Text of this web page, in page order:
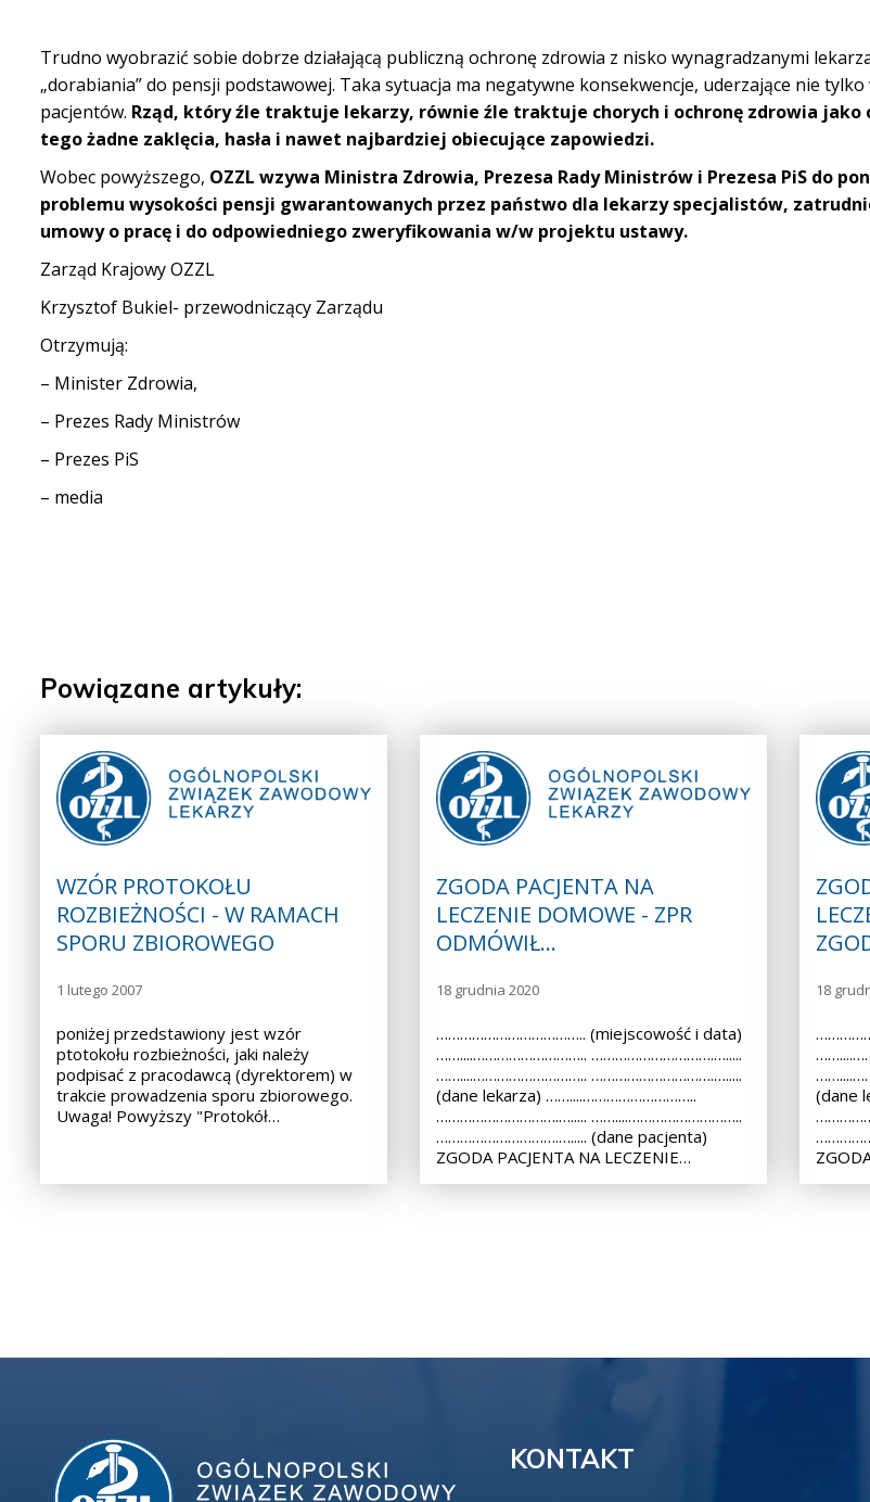
Trudno wyobrazić sobie dobrze działającą publiczną ochronę zdrowia z nisko wynagradzanymi
„dorabiania” do pensji podstawowej. Taka sytuacja ma negatywne konsekwencje, uderzające nie tylko
pacjentów. Rząd, który źle traktuje lekarzy, równie źle traktuje chorych i ochronę zdrowia jako
tego żadne zaklęcia, hasła i nawet najbardziej obiecujące zapowiedzi.
Wobec powyższego, OZZL wzywa Ministra Zdrowia, Prezesa Rady Ministrów i Prezesa PiS do
problemu wysokości pensji gwarantowanych przez państwo dla lekarzy specjalistów,
umowy o pracę i do odpowiedniego zweryfikowania w/w projektu ustawy.
Zarząd Krajowy OZZL
Krzysztof Bukiel- przewodniczący Zarządu
Otrzymują:
– Minister Zdrowia,
– Prezes Rady Ministrów
– Prezes PiS
– media
Powiązane artykuły:
WZÓR PROTOKOŁU
ROZBIEŻNOŚCI - W RAMACH
SPORU ZBIOROWEGO
1 lutego 2007
poniżej przedstawiony jest wzór
ptotokołu rozbieżności, jaki należy
podpisać z pracodawcą (dyrektorem) w
trakcie prowadzenia sporu zbiorowego.
Uwaga! Powyższy "Protokół…
ZGODA PACJENTA NA
LECZENIE DOMOWE - ZPR
ODMÓWIŁ…
18 grudnia 2020
……………………………….. (miejscowość i data)
……....……………………….. ………………………….….....
……....……………………….. ………………………….….....
(dane lekarza) ……....………………………..
………………………….…..... ……....………………………..
………………………….…..... (dane pacjenta)
ZGODA PACJENTA NA LECZENIE…
18
(dane
KONTAKT